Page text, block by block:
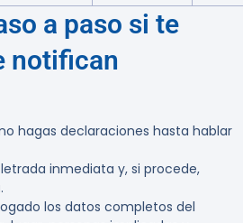
a paso si te
notifican
hagas declaraciones hasta hablar
inmediata y, si procede,
los datos completos del